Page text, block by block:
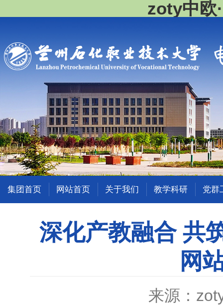
zoty中欧
集团首页 网站首页 关于我们 教学科研 党群
深化产教融合 共
网
来源：